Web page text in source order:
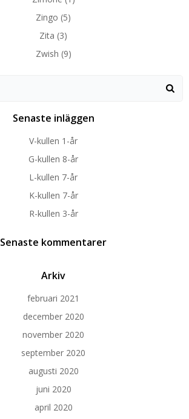
Zingo (5)
Zita (3)
Zwish (9)
Senaste inläggen
V-kullen 1-år
G-kullen 8-år
L-kullen 7-år
K-kullen 7-år
R-kullen 3-år
Senaste kommentarer
Arkiv
februari 2021
december 2020
november 2020
september 2020
augusti 2020
juni 2020
april 2020